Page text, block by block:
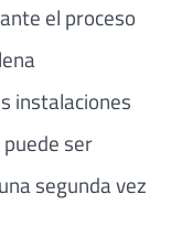
el proceso
instalaciones
ser
segunda vez